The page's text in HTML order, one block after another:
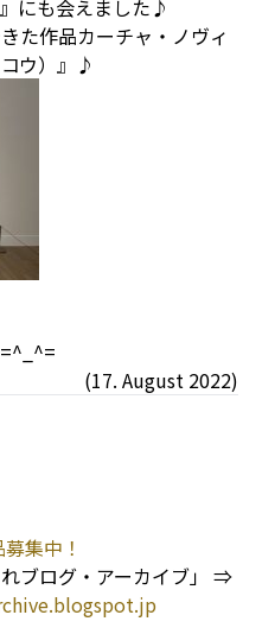
にも会えました♪
た作品カーチャ・ノヴィ
ウ）』♪
(17. August 2022)
集中！
れブログ・アーカイブ」 ⇒